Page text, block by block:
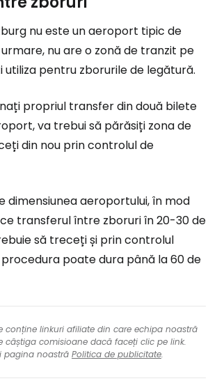
nu este un aeroport tipic de
nu are o zonă de tranzit pe
pentru zborurile de legătură.
propriul transfer din două bilete
va trebui să părăsiți zona de
din nou prin controlul de
dimensiunea aeroportului, în mod
transferul între zboruri în 20-30 de
să treceți și prin controlul
poate dura până la 60 de
conține linkuri afiliate din care echipa noastră
câștiga comisioane dacă faceți clic pe link.
pagina noastră Politica de publicitate.